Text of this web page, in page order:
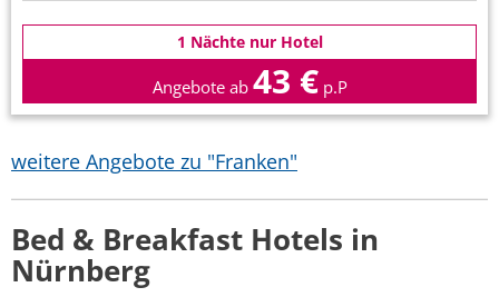
1 Nächte nur Hotel
Angebote ab 43 € p.P
weitere Angebote zu "Franken"
Bed & Breakfast Hotels in
Nürnberg